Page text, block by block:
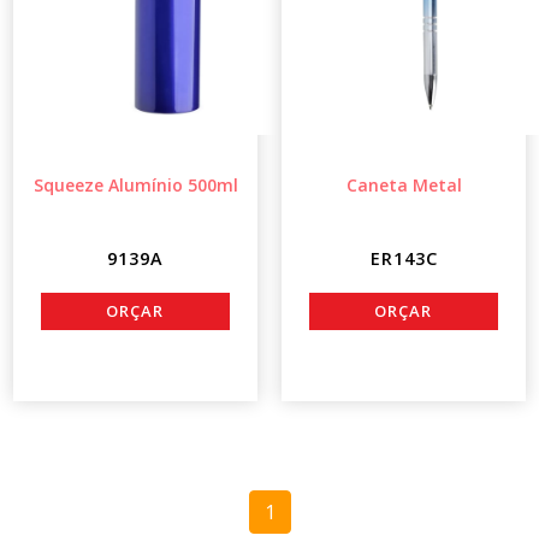
Squeeze Alumínio 500ml
9139A
Caneta Metal
ER143C
1